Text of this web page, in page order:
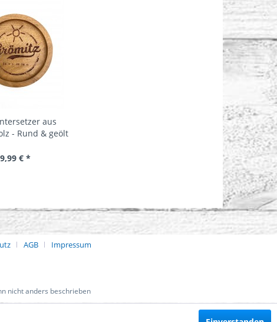
aus
- Rund & geölt
9,99 € *
AGB Impressum
nicht anders beschrieben